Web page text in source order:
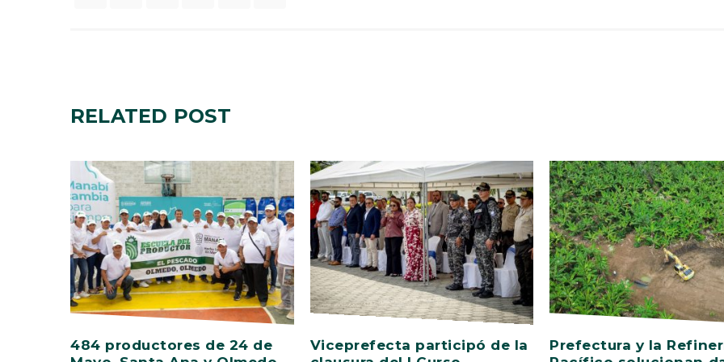
RELATED POST
484 productores de 24 de
Viceprefecta participó de la
Prefectura y la